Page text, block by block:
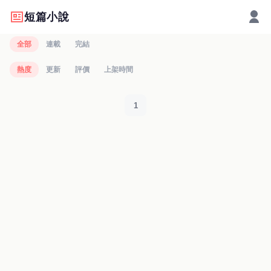
短篇小說
全部 連載 完結
熱度 更新 評價 上架時間
1